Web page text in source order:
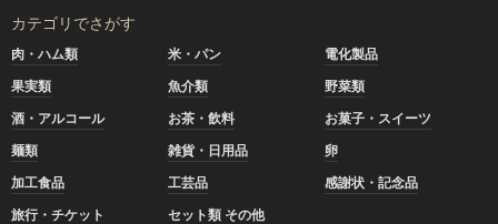
カテゴリでさがす
肉・ハム類 米・パン
電化製品
果実類
魚介類
野菜類
酒・アルコール
お茶・飲料
お菓子・スイーツ
麺類
雑貨・日用品
卵
加工食品
工芸品
感謝状・記念品
旅行・チケット
セット類 その他